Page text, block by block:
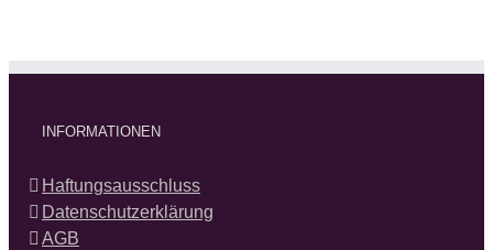
INFORMATIONEN
Haftungsausschluss
Datenschutzerklärung
AGB